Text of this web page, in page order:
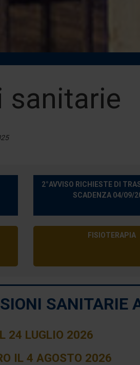
sanitarie
2°AVVISO RICHIESTE DI
SCADENZA 04/09/
FISIOTERAPIA
24 LUGLIO 2026
IL 4 AGOSTO 2026